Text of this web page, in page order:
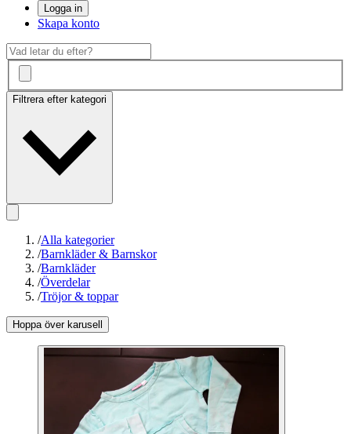
Logga in
Skapa konto
Filtrera efter kategori
/Alla kategorier
/Barnkläder & Barnskor
/Barnkläder
/Överdelar
/Tröjor & toppar
Hoppa över karusell